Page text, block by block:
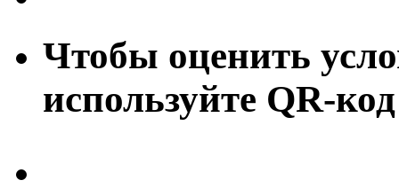
Чтобы оценить
используйте QR-код